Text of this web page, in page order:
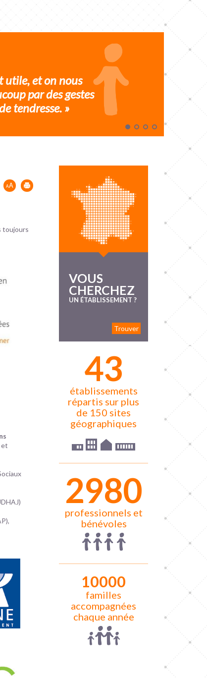
utile, et on nous
par des gestes
tendresse. »
toujours
et
VOUS
CHERCHEZ
UN ÉTABLISSEMENT ?
Trouver
43
établissements
répartis sur plus
de 150 sites
géographiques
2992
professionnels et
bénévoles
10000
familles
accompagnées
chaque année